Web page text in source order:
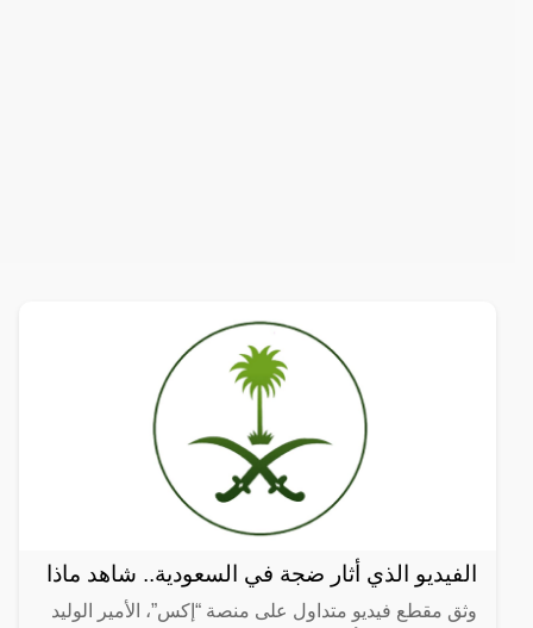
الفيديو الذي أثار ضجة في السعودية.. شاهد ماذا
وثق مقطع فيديو متداول على منصة “إكس”، الأمير الوليد